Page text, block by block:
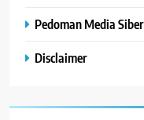
Pedoman Media Siber
Disclaimer